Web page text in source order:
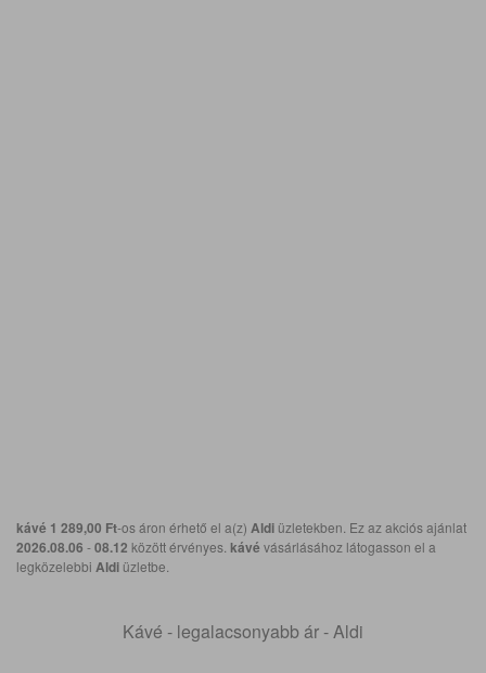
kávé 1 289,00 Ft-os áron érhető el a(z) Aldi üzletekben. Ez az akciós ajánlat
2026.08.06 -08.12 között érvényes. kávé vásárlásához látogasson el a
legközelebbi Aldi üzletbe.
Kávé - legalacsonyabb ár - Aldi